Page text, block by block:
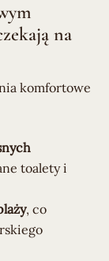
na
komfortowe
toalety i
, co